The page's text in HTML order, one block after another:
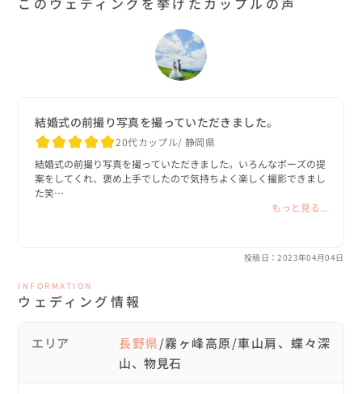
霧ヶ峰高原近くのペンションに前日から宿泊され、お支度
はそのペンションで行いました
そんな幸せそうな新婦様の姿を逃すまい！と新郎様もカメ
ラでたくさん撮影されていました📸
新郎様は打ち合わせ時に「写真が苦手で、笑うのとか無理
です。」とおっしゃっていたのですが、新婦様の嬉しそう
な表情のおかげなのか自然な笑顔がこぼれていました。
登山好きで山に慣れた様子の新婦様は、ドレス姿のままで
新郎様が裾を持ってサポートされることもありましたが、
平気そうに登る姿はかっこよかったです✨
ったぁ💦）
登山客が多かったので、写り込まないように意識して撮影
結婚式の前撮り写真を撮っていただきました。
20代カップル 静岡県
結婚式の前撮り写真を撮っていただきました。いろんなポーズの提
案をしてくれ、褒め上手でしたので気持ちよく楽しく撮影できまし
た笑
こちらが撮りたいポーズもしっかりと答えてくれ大満足です！あり
もっと見る...
投稿日：2023年04月04日
INFORMATION
ウェディング情報
エリア 長野県/霧ヶ峰高原/車山肩、蝶々深
山、物見石